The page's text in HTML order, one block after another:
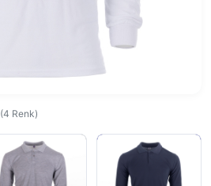
(4 Renk)